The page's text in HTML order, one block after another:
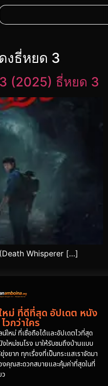
งธี่หยด 3
(2025) ธี่หยด 3
Whisperer […]
ม่ ที่ดีที่สุด อัปเดต หนัง
วกว่าใคร
ใหม่ ที่เชื่อถือได้และอัปเดตไวที่สุด
ใหม่ชนโรง มาให้รับชมถึงบ้านแบบ
ยาก ทุกเรื่องที่เป็นกระแสเราจัดมา
งคุณสะดวกสบายและคุ้มค่าที่สุดในที่
ว